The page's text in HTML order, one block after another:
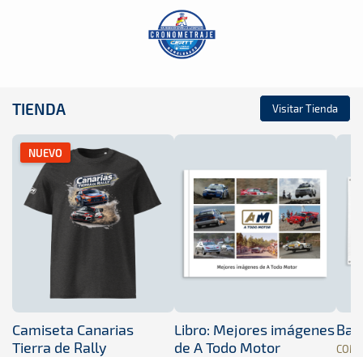
TIENDA Visitar Tienda
NUEVO
Camiseta Canarias
Tierra de Rally
Libro: Mejores imágenes
de A Todo Motor